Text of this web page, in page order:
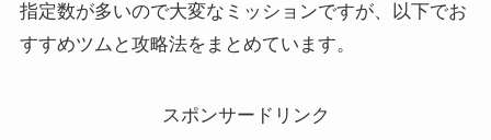
指定数が多いので大変なミッションですが、以下でお
すすめツムと攻略法をまとめています。
スポンサードリンク